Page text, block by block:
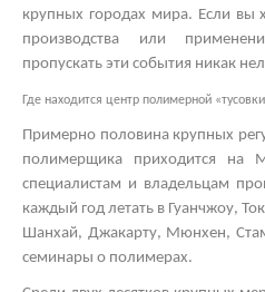
крупных городах мира. Если вы
производства или
пропускать эти события никак
Где находится центр полимерной
Примерно половина крупных
полимерщика приходится на
специалистам и владельцам
каждый год летать в Гуанчжоу,
Шанхай, Джакарту, Мюнхен,
семинары о полимерах.